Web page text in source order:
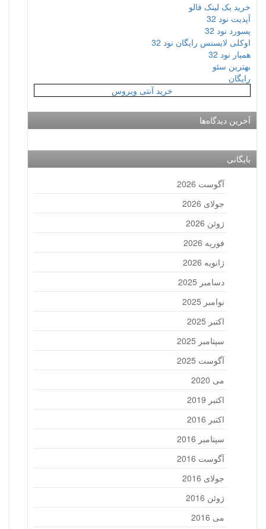
خرید بک لینک فالو
آپدیت نود 32
پسورد نود 32
اوکلی لایسنس رایگان نود 32
همیار نود 32
بهترین سئو
رایگان
خرید آنتی ویروس
آخرین دیدگاه‌ها
بایگانی
آگوست 2026
جولای 2026
ژوئن 2026
فوریه 2026
ژانویه 2026
دسامبر 2025
نوامبر 2025
اکتبر 2025
سپتامبر 2025
آگوست 2025
می 2020
اکتبر 2019
اکتبر 2016
سپتامبر 2016
آگوست 2016
جولای 2016
ژوئن 2016
می 2016